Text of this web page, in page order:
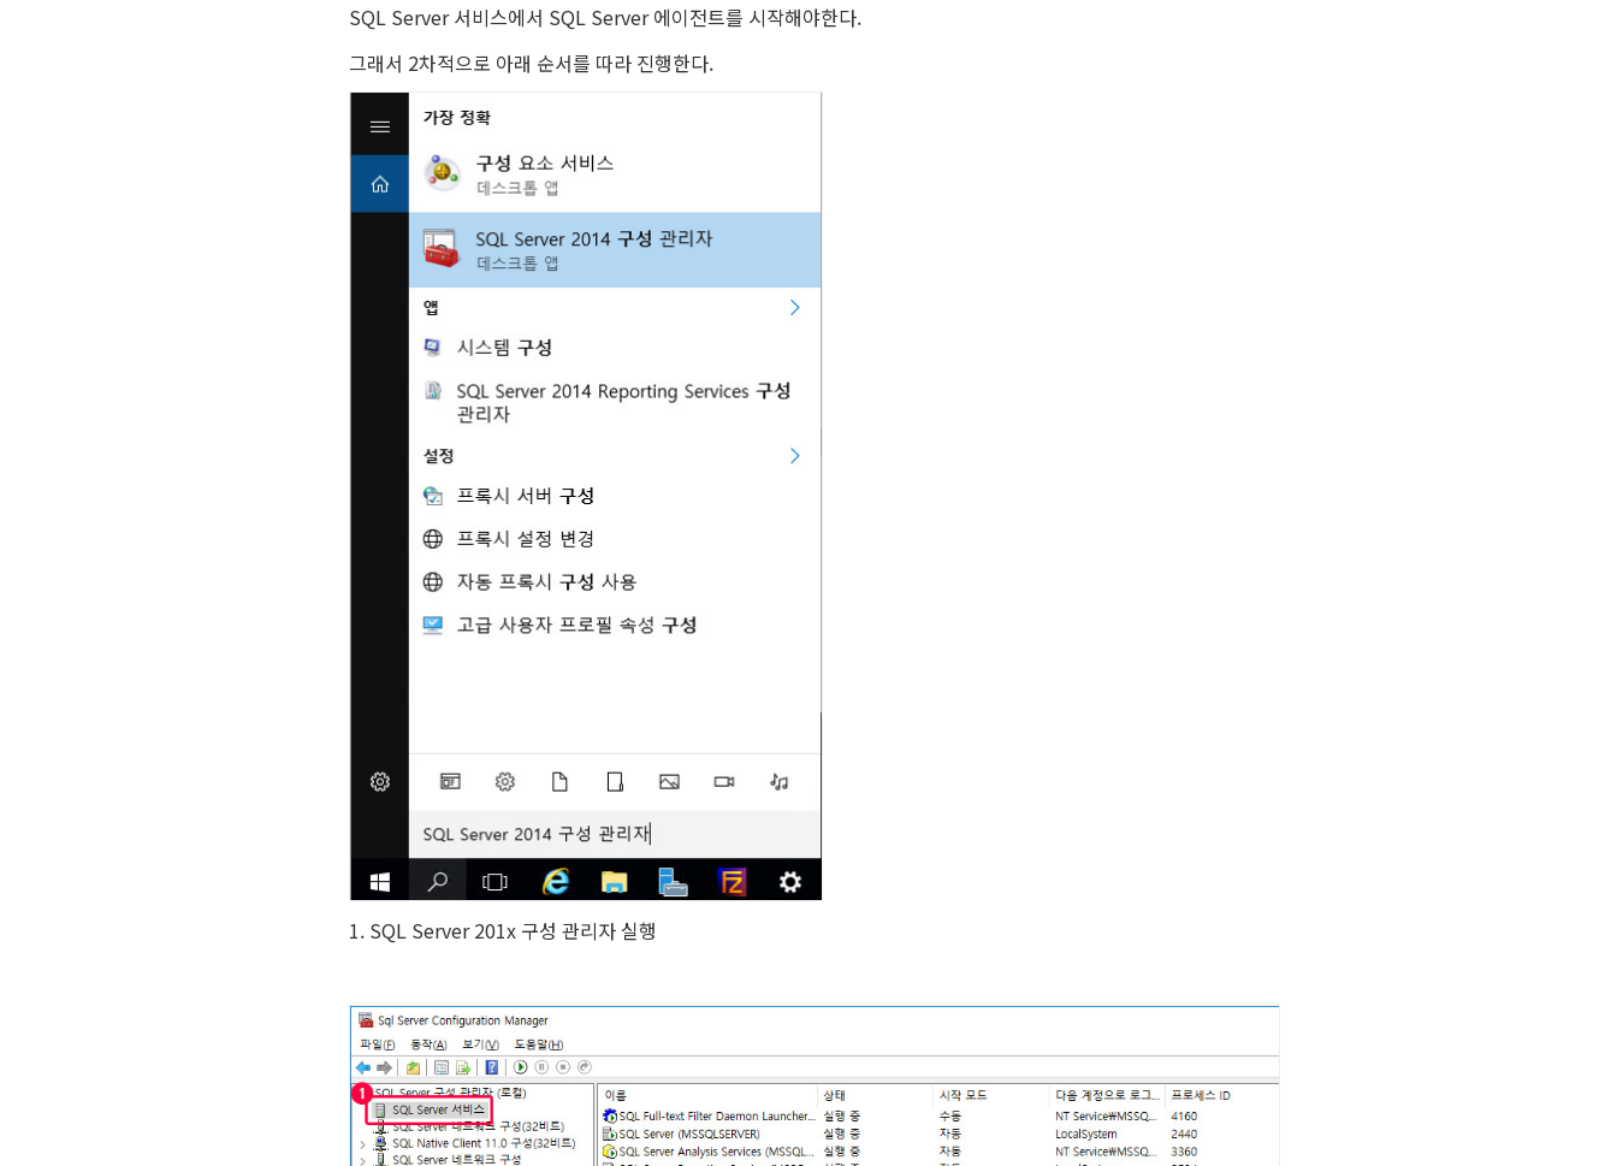
SQL Server 서비스에서 SQL Server 에이전트를 시작해야한다.
그래서 2차적으로 아래 순서를 따라 진행한다.
1. SQL Server 201x 구성 관리자 실행